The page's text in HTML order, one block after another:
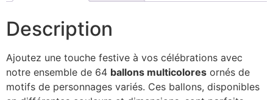
Description
Ajoutez une touche festive à vos célébrations avec
notre ensemble de 64 ballons multicolores ornés de
motifs de personnages variés. Ces ballons, disponibles